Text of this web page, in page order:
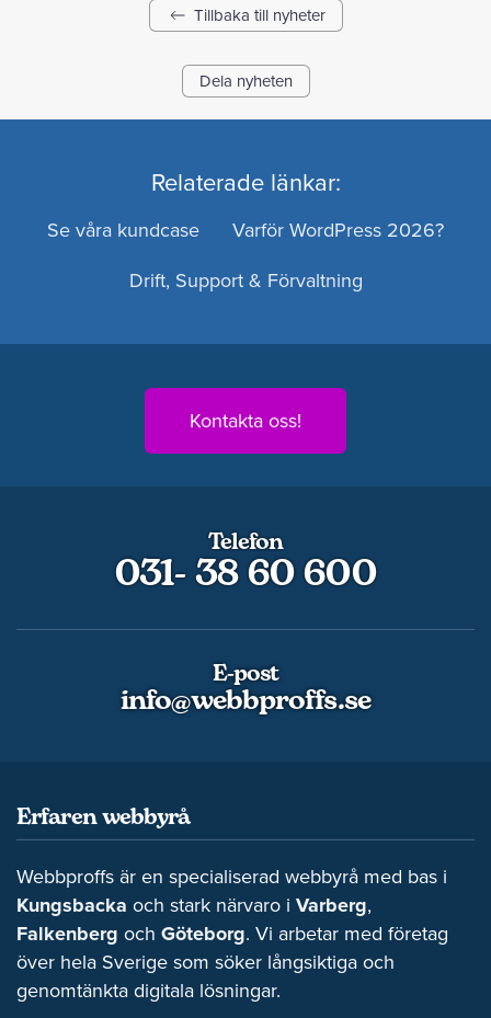
Tillbaka till nyheter
Dela nyheten
Relaterade länkar:
Se våra kundcase
Varför WordPress 2026?
Drift, Support & Förvaltning
Kontakta oss!
Telefon
031- 38 60 600
E-post
info@webbproffs.se
Erfaren webbyrå
Webbproffs är en specialiserad webbyrå med bas i
Kungsbacka och stark närvaro i Varberg,
Falkenberg och Göteborg. Vi arbetar med företag
över hela Sverige som söker långsiktiga och
genomtänkta digitala lösningar.